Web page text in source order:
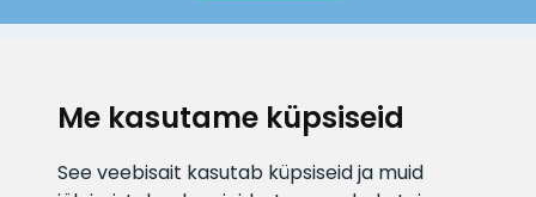
Me kasutame küpsiseid
See veebisait kasutab küpsiseid ja muid
info@veefiltrid.ee
Infotelefon
+372 58862212